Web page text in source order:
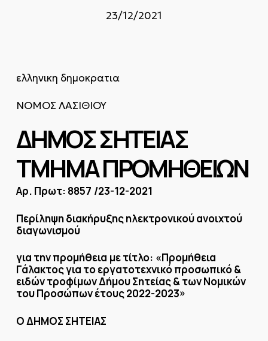
23/12/2021
ελληνικη δημοκρατια
ΝΟΜΟΣ ΛΑΣΙΘΙΟΥ
ΔΗΜΟΣ ΣΗΤΕΙΑΣ
ΤΜΗΜΑ ΠΡΟΜΗΘΕΙΩΝ
Αρ. Πρωτ: 8857 /23-12-2021
Περίληψη διακήρυξης ηλεκτρονικού ανοιχτού
διαγωνισμού
για την προμήθεια με τίτλο: «Προμήθεια
Γάλακτος για το εργατοτεχνικό προσωπικό &
ειδών τροφίμων Δήμου Σητείας & των Νομικών
του Προσώπων έτους 2022-2023»
Ο ΔΗΜΟΣ ΣΗΤΕΙΑΣ